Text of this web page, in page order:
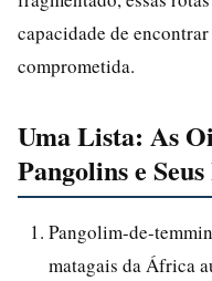
capacidade de
comprometida.
Uma Lista: As
Pangolins e
Pangolim-de-
matagais da África